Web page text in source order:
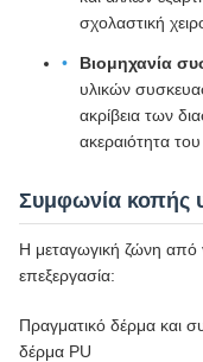
σχολαστική
Βιομηχανία
υλικών
ακρίβεια των
ακεραιότητα
Συμφωνία κοπής
Η μεταγωγική ζώνη από
επεξεργασία:
Πραγματικό δέρμα και
δέρμα PU